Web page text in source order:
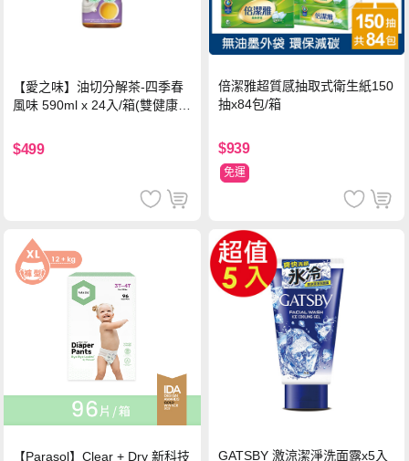
【愛之味】油切分解茶-四季春
風味 590ml x 24入/箱(雙健康認
$499
倍潔雅超質感抽取式衛生紙150
抽x84包/箱
$939
免運
【Parasol】Clear + Dry 新科技 GATSBY 激涼潔淨洗面露x5入